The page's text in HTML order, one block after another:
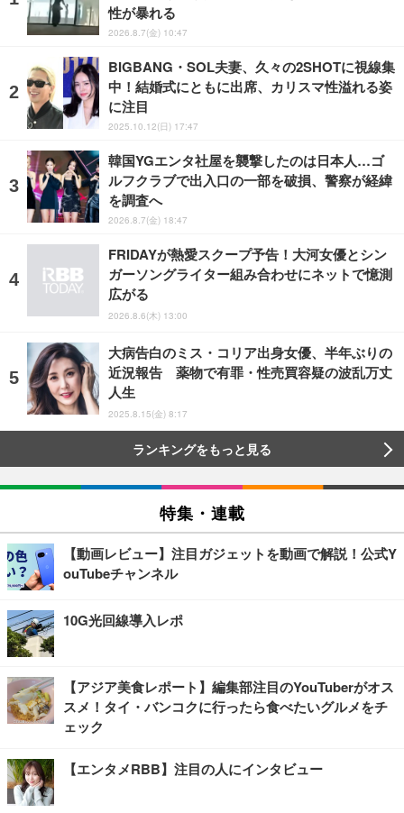
性が暴れる
2026.8.7(金) 10:47
BIGBANG・SOL夫妻、久々の2SHOTに視線集
中！結婚式にともに出席、カリスマ性溢れる姿
に注目
2025.10.12(日) 17:47
韓国YGエンタ社屋を襲撃したのは日本人…ゴ
ルフクラブで出入口の一部を破損、警察が経緯
を調査へ
2026.8.7(金) 18:47
FRIDAYが熱愛スクープ予告！大河女優とシン
ガーソングライター組み合わせにネットで憶測
広がる
2026.8.6(木) 13:00
大病告白のミス・コリア出身女優、半年ぶりの
近況報告 薬物で有罪・性売買容疑の波乱万丈
人生
2025.8.15(金) 8:17
ランキングをもっと見る
特集・連載
【動画レビュー】注目ガジェットを動画で解説！公式Y
ouTubeチャンネル
10G光回線導入レポ
【アジア美食レポート】編集部注目のYouTuberがオス
スメ！タイ・バンコクに行ったら食べたいグルメをチ
ェック
【エンタメRBB】注目の人にインタビュー